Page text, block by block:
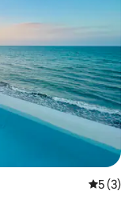
5 av 5 i
5 (3)